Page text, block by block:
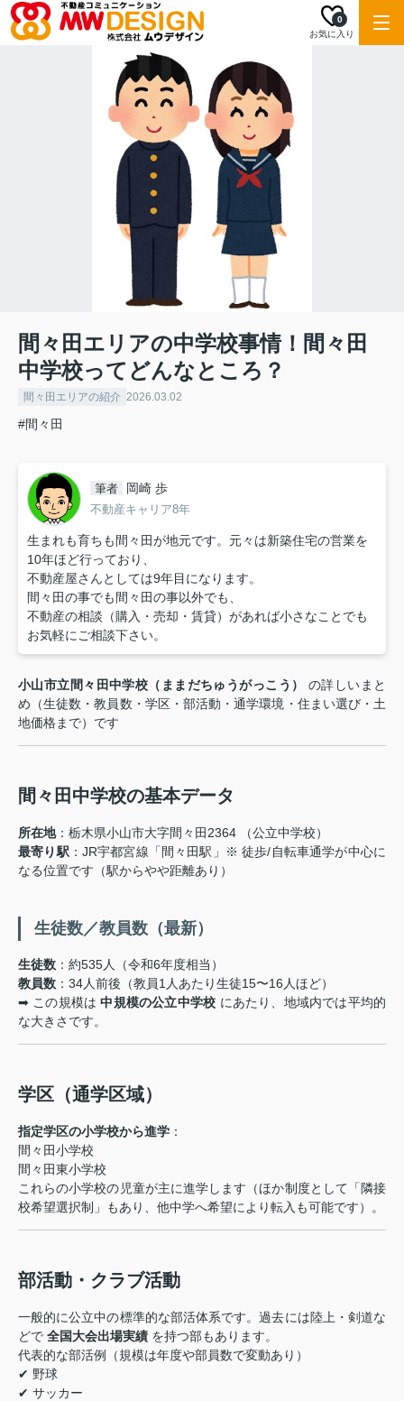
お気に入り
0
間々田エリアの中学校事情！間々田
中学校ってどんなところ？
間々田エリアの紹介 2026.03.02
#間々田
筆者 岡崎 歩
不動産キャリア8年
生まれも育ちも間々田が地元です。元々は新築住宅の営業を
10年ほど行っており、
不動産屋さんとしては9年目になります。
間々田の事でも間々田の事以外でも、
不動産の相談（購入・売却・賃貸）があれば小さなことでも
お気軽にご相談下さい。
小山市立間々田中学校（ままだちゅうがっこう）
の詳しいまと
め（生徒数・教員数・学区・部活動・通学環境・住まい選び・土
地価格まで）です
間々田中学校の基本データ
所在地：栃木県小山市大字間々田2364 （公立中学校）
最寄り駅 ：JR宇都宮線「間々田駅」※ 徒歩/自転車通学が中心に
なる位置です（駅からやや距離あり）
‍ 生徒数／教員数（最新）
生徒数 ：約535人（令和6年度相当）
教員数 ：34人前後（教員1人あたり生徒15〜16人ほど）
➡ この規模は中規模の公立中学校 にあたり、地域内では平均的
な大きさです。
学区（通学区域）
指定学区の小学校から進学 ：
間々田小学校
間々田東小学校
これらの小学校の児童が主に進学します（ほか制度として「隣接
校希望選択制」もあり、他中学へ希望により転入も可能です）。
部活動・クラブ活動
一般的に公立中の標準的な部活体系です。過去には陸上・剣道な
どで 全国大会出場実績 を持つ部もあります。
代表的な部活例（規模は年度や部員数で変動あり）
✔︎ 野球
✔︎ サッカー